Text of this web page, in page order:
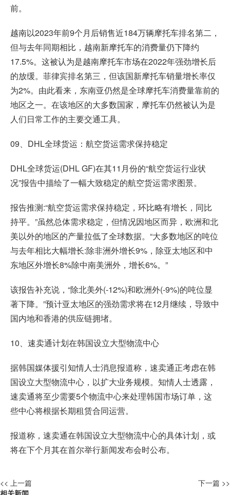
前。
越南以2023年前9个月后销售近184万辆摩托车排名第二，
但与去年同期相比，越南新摩托车的消费量仍下降约
17.5%。这被认为是越南摩托车市场在2022年强劲增长后
的放缓。菲律宾排名第三，但该国新摩托车销量增长率仅
为2%。由此看来，东南亚仍然是全球摩托车消费量靠前的
地区之一。在该地区的大多数国家，摩托车仍然被认为是
人们日常工作的主要交通工具。
09、DHL全球货运：航空货运需求保持稳定
DHL全球货运(DHL GF)在其11月份的“航空货运行业状
况”报告中描绘了一幅大致稳定的航空货运需求图景。
报告推测:“航空货运需求保持稳定，环比略有增长，同比
持平。”虽然总体需求稳定，但情况因地区而异，欧洲和北
美以外的地区的产量拉低了全球数据。“大多数地区的吨位
与去年相比大幅增长:除非洲外增长9%，除亚太地区和中
东地区外增长8%除中南美洲外，增长6%。”
该报告补充说，“除北美外(-12%)和欧洲外(-9%)的吨位显
著下降。”预计亚太地区的强劲需求将在12月继续，导致中
国内地和香港的供应链拥堵。
10、速卖通计划在韩国设立大型物流中心
据韩国媒体援引知情人士消息报道称，速卖通正考虑在韩
国设立大型物流中心，以扩大业务规模。知情人士透露，
速卖通将至少需要5个物流中心来处理韩国市场订单，这
些中心将根据长期租赁合同运营。
报道称，速卖通在韩国设立大型物流中心的具体计划，或
将在下个月其在首尔举行新闻发布会时公布。
<< 上一篇
下一篇 >>
相关新闻